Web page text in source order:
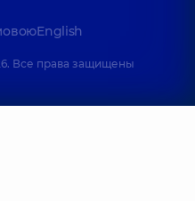
English
Все права защищены